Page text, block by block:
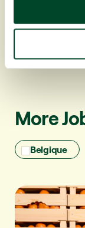
02
More
Belgique